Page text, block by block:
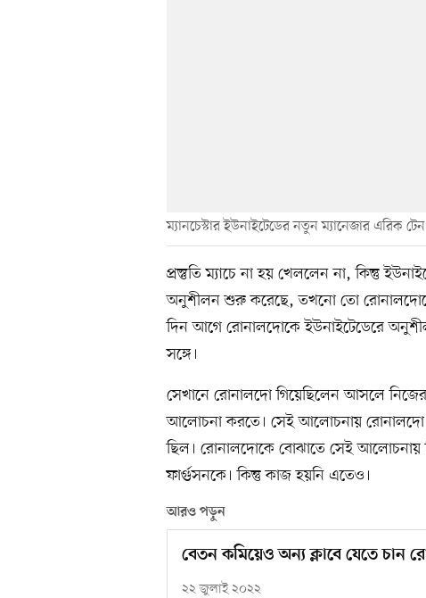
ম্যানচেস্টার ইউনাইটেডের নতুন ম্যানেজার এরিক
প্রস্তুতি ম্যাচে না হয় খেললেন না, কিন্তু
অনুশীলন শুরু করেছে, তখনো তো
দিন আগে রোনালদোকে ইউনাইটেডেরে
সঙ্গে।
সেখানে রোনালদো গিয়েছিলেন আসলে নিজের
আলোচনা করতে। সেই আলোচনায় রোনালদো
ছিল। রোনালদোকে বোঝাতে সেই আলোচনায়
ফার্গুসনকে। কিন্তু কাজ হয়নি এতেও।
আরও পড়ুন
বেতন কমিয়েও অন্য ক্লাবে যেতে চান
২২ জুলাই ২০২২